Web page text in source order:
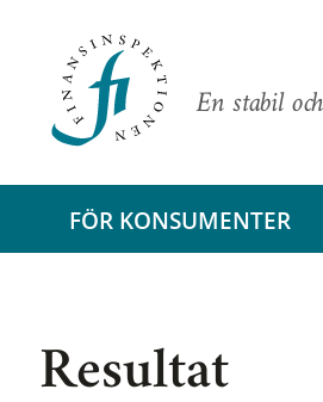
En stabil
FÖR KONSUMENTER
Resultat